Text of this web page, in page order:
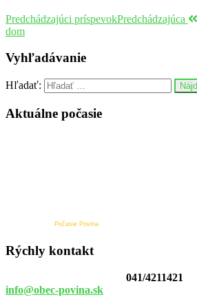
Predchádzajúci príspevokPredchádzajúca
dom
Vyhľadávanie
Hľadať:
Aktuálne počasie
Počasie Povina
Rýchly kontakt
041/4211421
info@obec-povina.sk